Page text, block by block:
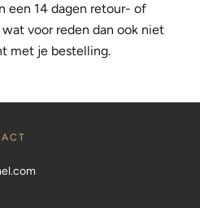
een 14 dagen retour- of
voor reden dan ook niet
met je bestelling.